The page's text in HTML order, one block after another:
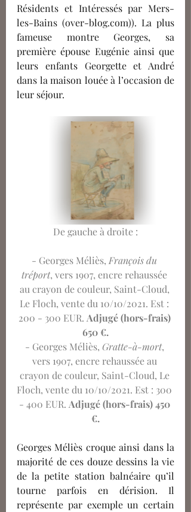
Résidents et Intéressés par Mers-
les-Bains (over-blog.com)). La plus
fameuse montre Georges, sa
première épouse Eugénie ainsi que
leurs enfants Georgette et André
dans la maison louée à l’occasion de
leur séjour.
De gauche à droite :
- Georges Méliès, François du
tréport, vers 1907, encre rehaussée
au crayon de couleur, Saint-Cloud,
Le Floch, vente du 10/10/2021. Est :
200 - 300 EUR. Adjugé (hors-frais)
650 €.
- Georges Méliès, Gratte-à-mort,
vers 1907, encre rehaussée au
crayon de couleur, Saint-Cloud, Le
Floch, vente du 10/10/2021. Est : 300
- 400 EUR. Adjugé (hors-frais) 450
€.
Georges Méliès croque ainsi dans la
majorité de ces douze dessins la vie
de la petite station balnéaire qu’il
tourne parfois en dérision. Il
représente par exemple un certain